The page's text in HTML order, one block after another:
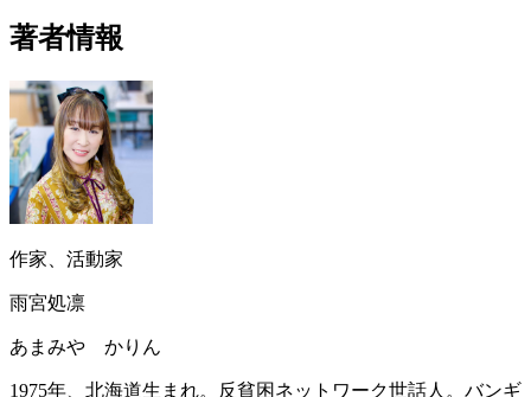
著者情報
作家、活動家
雨宮処凛
あまみや かりん
1975年、北海道生まれ。反貧困ネットワーク世話人。バンギ